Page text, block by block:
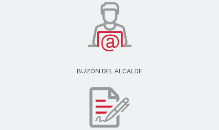
BUZÓN DEL ALCALDE